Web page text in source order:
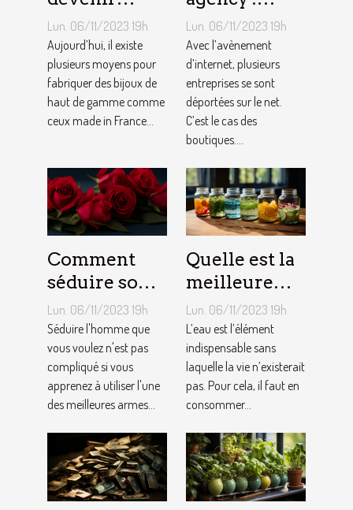
bijoutier-
joaillier ?
Lun. 06/11/2023 19h
Aujourd’hui, il existe
plusieurs moyens pour
fabriquer des bijoux de
haut de gamme comme
ceux made in France...
qu’est-ce que
c’est ?
Lun. 06/11/2023 19h
Avec l’avènement
d’internet, plusieurs
entreprises se sont
déportées sur le net.
C’est le cas des
boutiques....
Comment
séduire son
homme ?
Lun. 06/11/2023 19h
Séduire l'homme que
vous voulez n'est pas
compliqué si vous
apprenez à utiliser l'une
des meilleures armes...
Quelle est la
meilleure
quantité
d’eau qu’il
faut au
quotidien ?
Lun. 06/11/2023 19h
L’eau est l’élément
indispensable sans
laquelle la vie n’existerait
pas. Pour cela, il faut en
consommer...